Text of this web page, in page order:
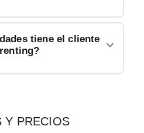
tiene el cliente
Y PRECIOS